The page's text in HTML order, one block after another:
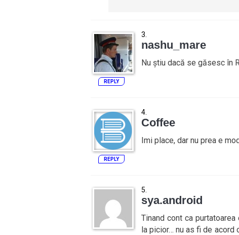
nashu_mare
Nu știu dacă se găsesc în
REPLY
Coffee
Imi place, dar nu prea e
REPLY
sya.android
Tinand cont ca
la picior… nu as fi de acord